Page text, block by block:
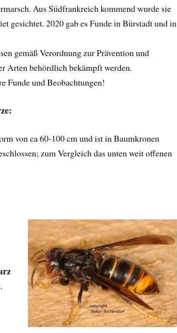
Aus Südfrankreich kommend wurde sie
gesichtet. 2020 gab es Funde in Bürstadt und in
gemäß Verordnung zur Prävention und
Arten behördlich bekämpft werden.
Funde und Beobachtungen!
von ca 60-100 cm und ist in Baumkronen
zum Vergleich das unten weit offenen